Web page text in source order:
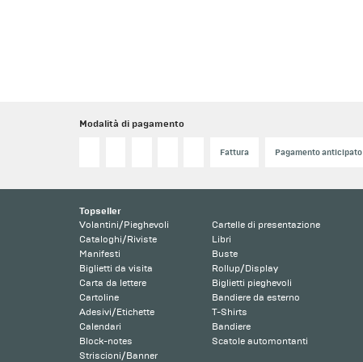
Modalità di pagamento
Fattura Pagamento anticipato
Topseller
Volantini/Pieghevoli
Cataloghi/Riviste
Manifesti
Biglietti da visita
Carta da lettere
Cartoline
Adesivi/Etichette
Calendari
Block-notes
Striscioni/Banner
Cartelle di presentazione
Libri
Buste
Rollup/Display
Biglietti pieghevoli
Bandiere da esterno
T-Shirts
Bandiere
Scatole automontanti